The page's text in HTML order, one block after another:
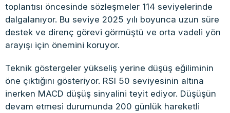
toplantısı öncesinde sözleşmeler 114 seviyelerinde
dalgalanıyor. Bu seviye 2025 yılı boyunca uzun süre
destek ve direnç görevi görmüştü ve orta vadeli yön
arayışı için önemini koruyor.
Teknik göstergeler yükseliş yerine düşüş eğiliminin
öne çıktığını gösteriyor. RSI 50 seviyesinin altına
inerken MACD düşüş sinyalini teyit ediyor. Düşüşün
devam etmesi durumunda 200 günlük hareketli